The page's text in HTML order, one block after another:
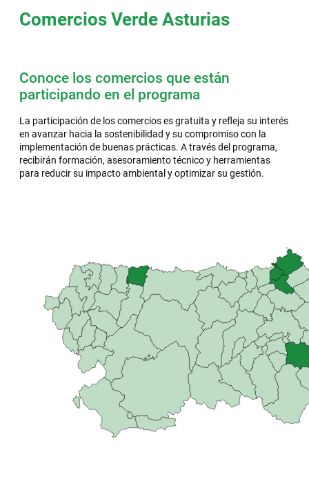
Comercios Verde Asturias
Conoce los comercios que están
participando en el programa
La participación de los comercios es gratuita y refleja su interés
en avanzar hacia la sostenibilidad y su compromiso con la
implementación de buenas prácticas. A través del programa,
recibirán formación, asesoramiento técnico y herramientas
para reducir su impacto ambiental y optimizar su gestión.